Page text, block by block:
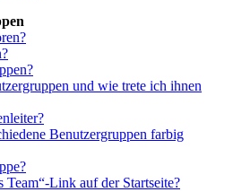
und wie trete ich ihnen
Benutzergruppen farbig
Team“-Link auf der Startseite?